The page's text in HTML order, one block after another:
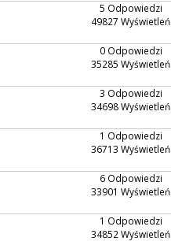
5 Odpowiedzi
49827 Wyświetleń
0 Odpowiedzi
35285 Wyświetleń
3 Odpowiedzi
34698 Wyświetleń
1 Odpowiedzi
36713 Wyświetleń
6 Odpowiedzi
33901 Wyświetleń
1 Odpowiedzi
34852 Wyświetleń